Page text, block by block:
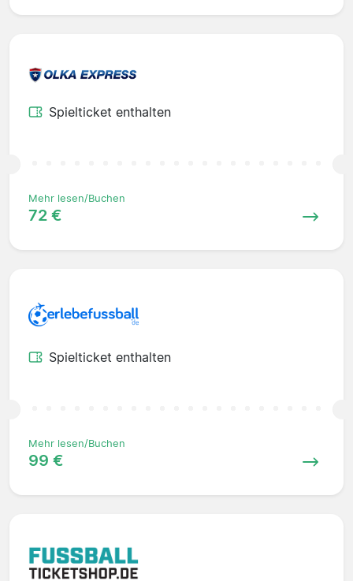
Spielticket enthalten
Mehr lesen/Buchen
72 €
Spielticket enthalten
Mehr lesen/Buchen
99 €